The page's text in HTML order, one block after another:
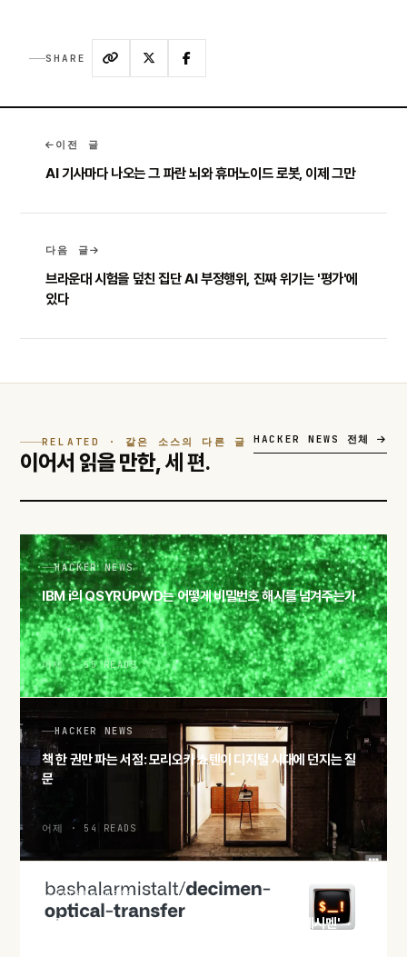
SHARE
이전 글
AI 기사마다 나오는 그 파란 뇌와 휴머노이드 로봇, 이제 그만
다음 글
브라운대 시험을 덮친 집단 AI 부정행위, 진짜 위기는 '평가'에
있다
RELATED · 같은 소스의 다른 글
이어서 읽을 만한,세 편.
HACKER NEWS 전체
HACKER NEWS
IBM i의 QSYRUPWD는 어떻게 비밀번호 해시를 넘겨주는가
어제 · 55 READS
HACKER NEWS
책 한 권만 파는 서점: 모리오카 쇼텐이 디지털 시대에 던지는 질
문
어제 · 54 READS
HACKER NEWS
화면과 카메라만으로 파일 전송, QR 분수코드 실험 '데시멘'